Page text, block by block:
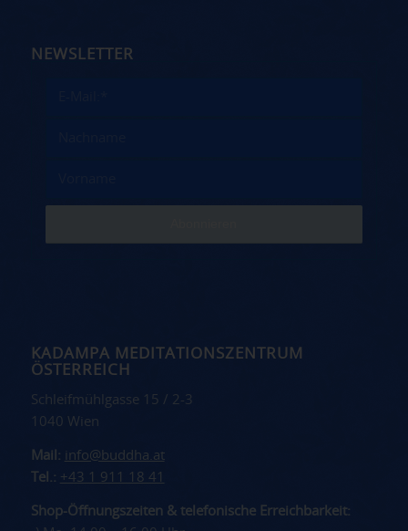
NEWSLETTER
KADAMPA MEDITATIONSZENTRUM
ÖSTERREICH
Schleifmühlgasse 15 / 2-3
1040 Wien
Mail: info@buddha.at
Tel.: +43 1 911 18 41
Shop-Öffnungszeiten & telefonische Erreichbarkeit: